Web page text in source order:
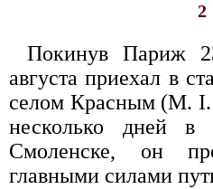
2
Покинув Париж
августа приехал в
селом Красным (М.
несколько дней в
Смоленске, он
главными силами